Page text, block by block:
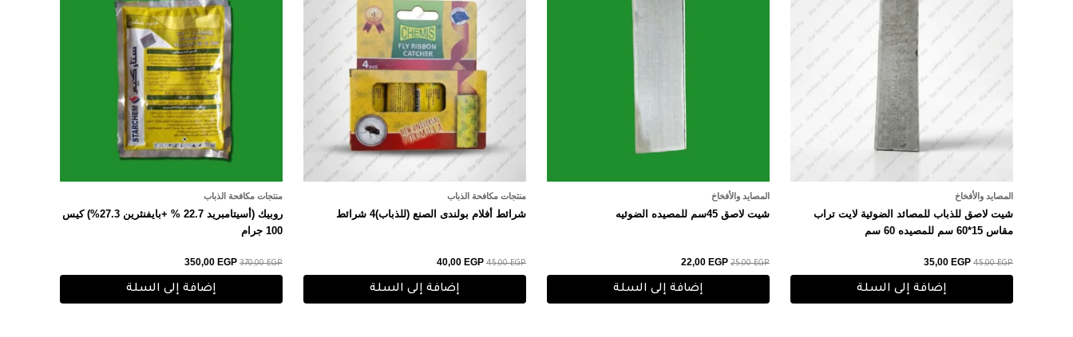
المصايد والأفخاخ
شيت لاصق للذباب للمصائد الضوئية لايت تراب
مقاس 15*60 سم للمصيده 60 سم
45,00EGP
35,00 EGP
إضافة إلى السلة
المصايد والأفخاخ
شيت لاصق 45سم للمصيده الضوئيه
25,00EGP
22,00 EGP
إضافة إلى السلة
منتجات مكافحة الذباب
شرائط أفلام بولندى الصنع (للذباب)4 شرائط
45,00EGP
40,00 EGP
إضافة إلى السلة
منتجات مكافحة الذباب
روبيك (أسيتامبريد 22.7 % +بايفنثرين 27.3%) كيس
100 جرام
370,00EGP
350,00 EGP
إضافة إلى السلة